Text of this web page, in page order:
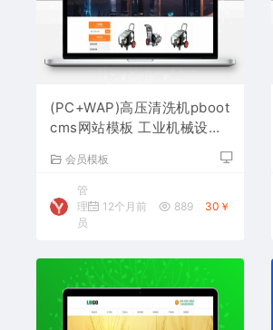
(PC+WAP)高压清洗机pboot
cms网站模板 工业机械设备
会员模板
管
理
员
12个月前 889 30￥